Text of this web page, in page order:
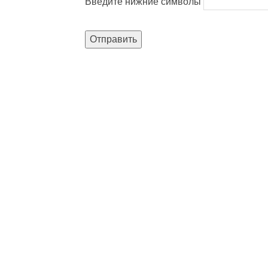
Отправить